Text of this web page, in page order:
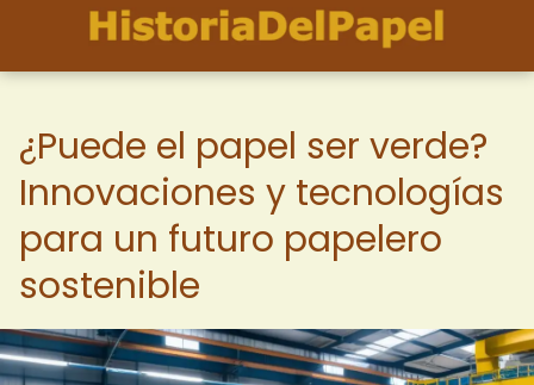
¿Puede el papel ser verde?
Innovaciones y tecnologías
para un futuro papelero
sostenible